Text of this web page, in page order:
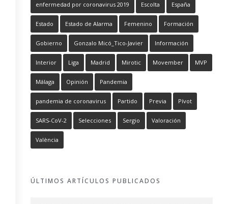
enfermedad por coronavirus 2019 Escolta España
Estado Estado de Alarma Femenino Formación
Gobierno Gonzalo Micó_Tico-Javier Información
Interior Liga Madrid Mirotic Movember MVP
Málaga Opinión Pandemia
pandemia de coronavirus Partido Previa Pívot
SARS-CoV-2 Selecciones Sergio Valoración
València
ÚLTIMOS ARTÍCULOS PUBLICADOS